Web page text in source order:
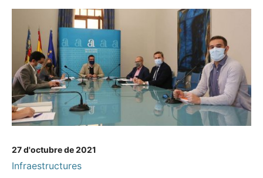
27 d'octubre de 2021
Infraestructures